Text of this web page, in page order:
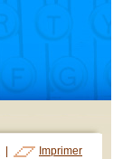
Imprimer